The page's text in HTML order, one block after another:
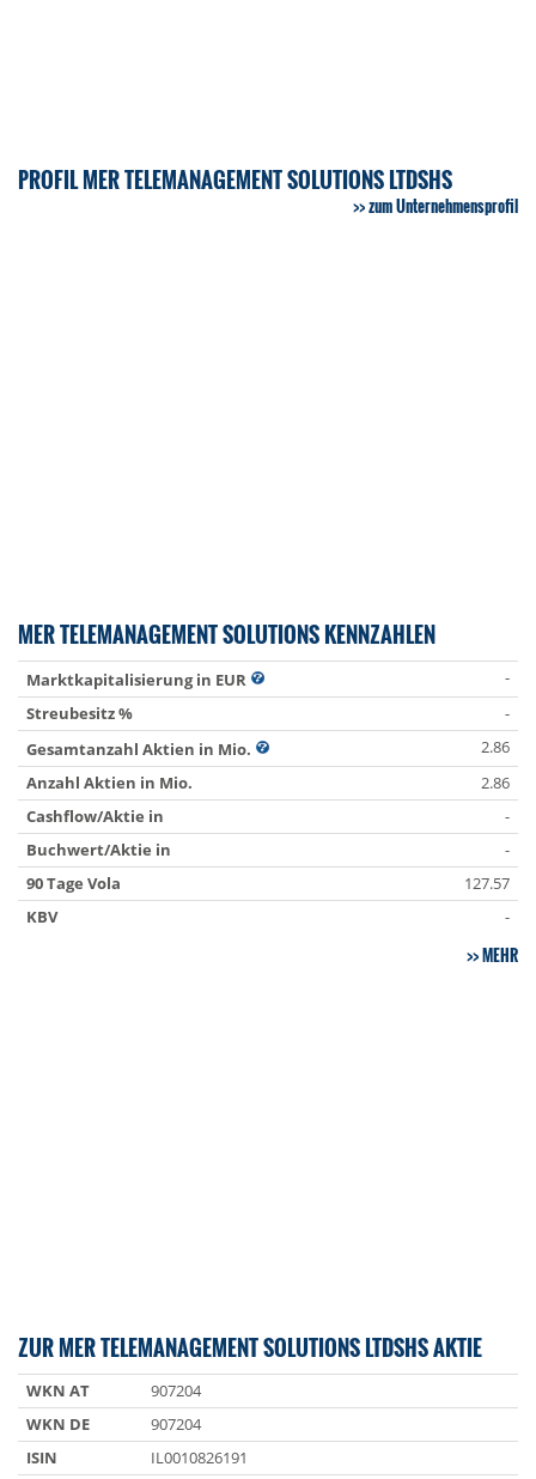
PROFIL MER TELEMANAGEMENT SOLUTIONS LTDSHS
zum Unternehmensprofil
MER TELEMANAGEMENT SOLUTIONS KENNZAHLEN
Marktkapitalisierung in EUR
-
Streubesitz %
-
Gesamtanzahl Aktien in Mio.
2.86
Anzahl Aktien in Mio.
2.86
Cashflow/Aktie in
-
Buchwert/Aktie in
-
90 Tage Vola
127.57
KBV
-
MEHR
ZUR MER TELEMANAGEMENT SOLUTIONS LTDSHS AKTIE
WKN AT
907204
WKN DE
907204
ISIN
IL0010826191